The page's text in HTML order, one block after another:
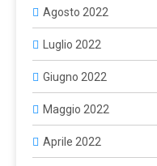
Agosto 2022
Luglio 2022
Giugno 2022
Maggio 2022
Aprile 2022